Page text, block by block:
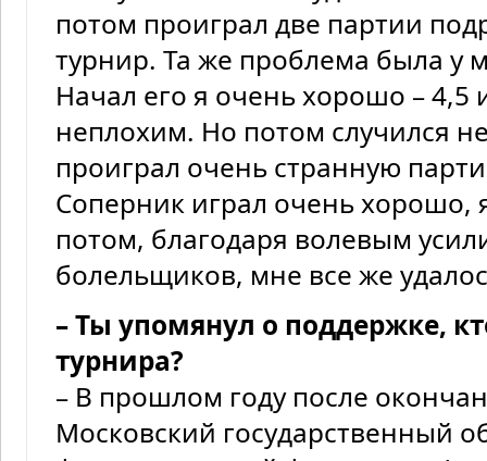
потом проиграл две партии
турнир. Та же проблема была у
Начал его я очень хорошо – 4,5
неплохим. Но потом случился
проиграл очень странную
Соперник играл очень хорошо,
потом, благодаря волевым
болельщиков, мне все же
– Ты упомянул о поддержке,
турнира?
– В прошлом году после
Московский государственный